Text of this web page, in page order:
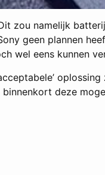
zou namelijk
geen plannen
wel eens kunnen
oplossing
binnenkort deze